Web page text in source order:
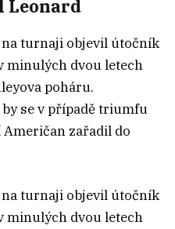
Leonard
na turnaji objevil útočník
minulých dvou letech
poháru.
se v případě triumfu
zařadil do
na turnaji objevil útočník
minulých dvou letech